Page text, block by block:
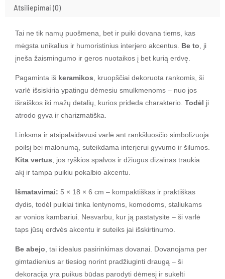
Atsiliepimai (0)
Tai ne tik namų puošmena, bet ir puiki dovana tiems, kas
mėgsta unikalius ir humoristinius interjero akcentus. Be to , ji
įneša žaismingumo ir geros nuotaikos į bet kurią erdvę.
Pagaminta iš keramikos , kruopščiai dekoruota rankomis, ši
varlė išsiskiria ypatingu dėmesiu smulkmenoms – nuo jos
išraiškos iki mažų detalių, kurios prideda charakterio. Todėl ji
atrodo gyva ir charizmatiška.
Linksma ir atsipalaidavusi varlė ant rankšluosčio simbolizuoja
poilsį bei malonumą, suteikdama interjerui gyvumo ir šilumos.
Kita vertus , jos ryškios spalvos ir džiugus dizainas traukia
akį ir tampa puikiu pokalbio akcentu.
Išmatavimai: 5 × 18 × 6 cm – kompaktiškas ir praktiškas
dydis, todėl puikiai tinka lentynoms, komodoms, staliukams
ar vonios kambariui. Nesvarbu, kur ją pastatysite – ši varlė
taps jūsų erdvės akcentu ir suteiks jai išskirtinumo.
Be abejo , tai idealus pasirinkimas dovanai. Dovanojama per
gimtadienius ar tiesiog norint pradžiuginti draugą – ši
dekoracija yra puikus būdas parodyti dėmesį ir sukelti